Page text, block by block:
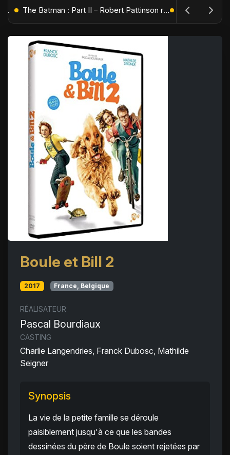
L'Âge de Glace : Le Réveil du Volcan – Manny, Sid et Diego de retour pour une aventure explosive The Batman : Part II – Robert Pattinson replonge dans les ténèbres de Gotham dès octobre 2027
Boule et Bill 2
2017 France, Belgique
RÉALISATEUR
Pascal Bourdiaux
CASTING
Charlie Langendries, Franck Dubosc, Mathilde
Seigner
Synopsis
La vie de la petite famille se déroule
paisiblement jusqu'à ce que les bandes
dessinées du père de Boule soient rejetées par